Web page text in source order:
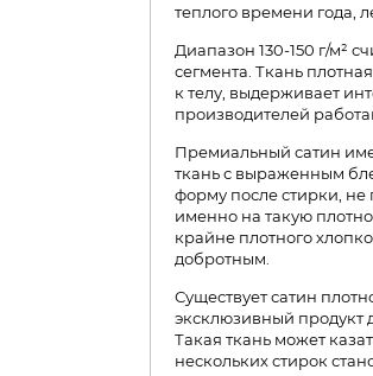
теплого времени года,
Диапазон 130-150 г/м²
сегмента. Ткань
к телу, выдерживает
производителей
Премиальный сатин
ткань с выраженным
форму после стирки, не
именно на такую
крайне плотного
добротным.​
Существует сатин
эксклюзивный продукт
Такая ткань может
нескольких стирок